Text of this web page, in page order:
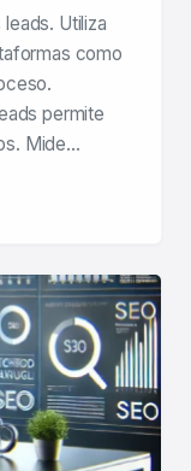
Utiliza
como
permite
Mide…